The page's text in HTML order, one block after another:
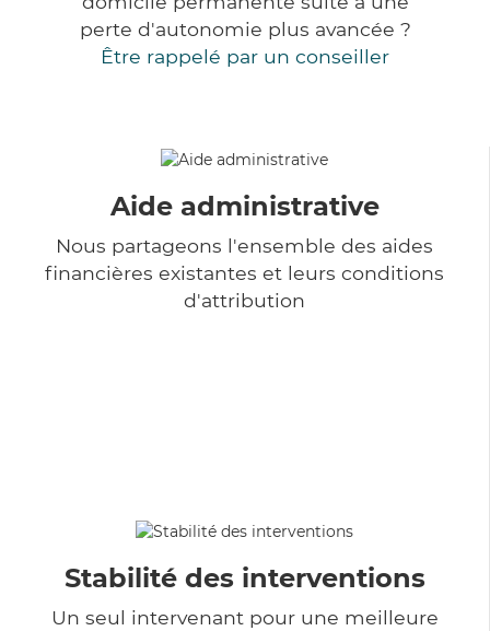
perte d'autonomie plus avancée ?
Être rappelé par un conseiller
Aide administrative
Nous partageons l'ensemble des aides
financières existantes et leurs conditions
d'attribution
Stabilité des interventions
Un seul intervenant pour une meilleure